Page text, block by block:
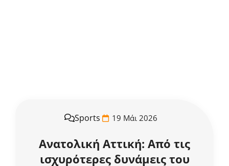
Sports 19 Μάι 2026
Ανατολική Αττική: Από τις
ισχυρότερες δυνάμεις του